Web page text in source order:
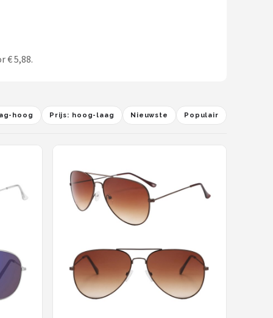
€ 5,88.
hoog Prijs: hoog-laag Nieuwste Populair